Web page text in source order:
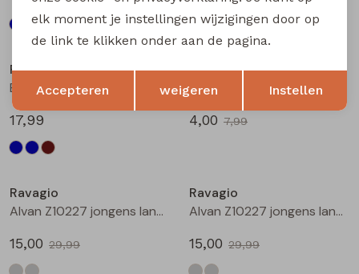
Ravagio
Bez W20208 jongens T-shirt lm Bruin
17,99
Ravagio
4,00 7,99
Ravagio
Alvan Z10227 jongens lange broek Antra
15,00 29,99
Ravagio
Alvan Z10227 jongens lange broek Grijs midden
15,00 29,99
Terug Opslaan
elk moment je instellingen wijzigingen door op
de link te klikken onder aan de pagina.
Accepteren weigeren Instellen